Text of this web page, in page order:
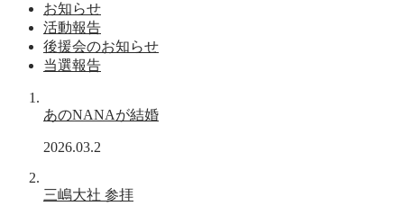
お知らせ
活動報告
後援会のお知らせ
当選報告
あのNANAが結婚
2026.03.2
三嶋大社 参拝